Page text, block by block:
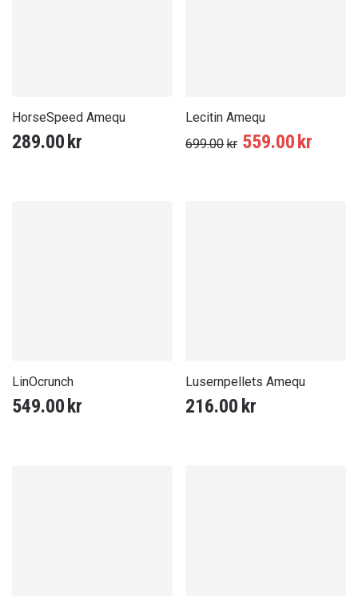
HorseSpeed Amequ
289.00 kr
Lecitin Amequ
699.00kr Det
559.00 krDet
LinOcrunch
549.00 kr
Lusernpellets Amequ
216.00 kr